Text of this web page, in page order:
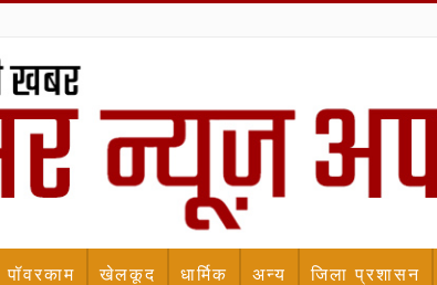
पॉवरकाम खेलकूद धार्मिक अन्य जिला प्रशासन